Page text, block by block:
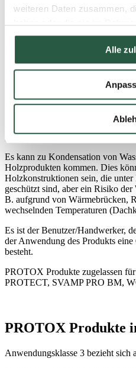
weiteren Daten zusammen,
haben oder die sie im
gesammelt haben.
Alle
PROTOX Produkte zugelassen
undINSEKT KONC
PROTOX Produkte
Das Holzprodukt ist abgedeckt
(insbesondere Regen und
gelegentliche – aber nicht
Es kann zu Kondensation von
Holzprodukten kommen. Dies
Holzkonstruktionen sein, die
geschützt sind, aber ein Risiko
B. aufgrund von Wärmebrücken,
wechselnden Temperaturen
Es ist der Benutzer/Handwerker,
der Anwendung des Produkts
besteht.
PROTOX Produkte zugelassen
PROTECT, SVAMP PRO BM,
PROTOX Produkte
Anwendungsklasse 3 bezieht sich